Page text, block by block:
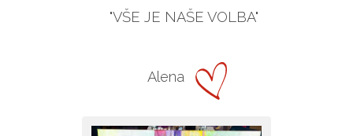
"VŠE JE NAŠE VOLBA"
Alena